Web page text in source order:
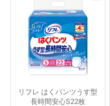
リフレ はくパンツうす型
長時間安心S22枚